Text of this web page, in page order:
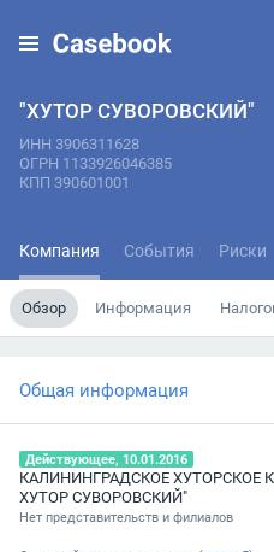
"ХУТОР СУВОРОВСКИЙ"
ИНН 3906311628
ОГРН 1133926046385
КПП 390601001
Компания События Риски
Обзор Информация
Общая информация
Действующее, 10.01.2016
КАЛИНИНГРАДСКОЕ ХУТОРСКОЕ
ХУТОР СУВОРОВСКИЙ"
Нет представительств и филиалов